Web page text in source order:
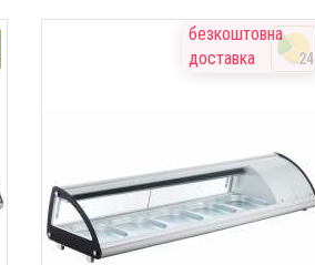
безкоштовна
доставка
24